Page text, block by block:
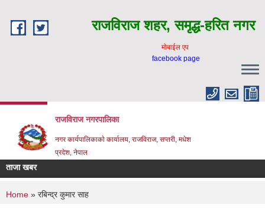
राजविराज शहर, समृद्ध-हरित नगर
माेबाईल एप
facebook page
राजविराज नगरपालिका
नगर कार्यपालिकाकाे कार्यालय, राजविराज, सप्तरी, मधेश
प्रदेश, नेपाल
ताजा खबर
You are here
Home » रबिन्द्र कुमार साह